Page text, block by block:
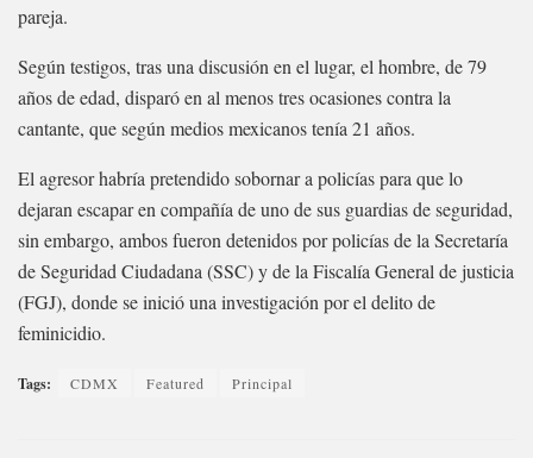
pareja.
Según testigos, tras una discusión en el lugar, el hombre, de 79
años de edad, disparó en al menos tres ocasiones contra la
cantante, que según medios mexicanos tenía 21 años.
El agresor habría pretendido sobornar a policías para que lo
dejaran escapar en compañía de uno de sus guardias de seguridad,
sin embargo, ambos fueron detenidos por policías de la Secretaría
de Seguridad Ciudadana (SSC) y de la Fiscalía General de justicia
(FGJ), donde se inició una investigación por el delito de
feminicidio.
Tags: CDMX Featured Principal